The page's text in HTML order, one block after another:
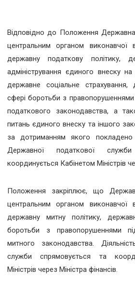
Відповідно до Положення
центральним органом виконавчої
державну податкову політику,
адміністрування єдиного внеску
державне соціальне страхування,
сфері боротьби з правопорушеннями
податкового законодавства, а
питань єдиного внеску та іншого
за дотриманням якого
Державної податкової
координується Кабінетом Міністрів
Положення закріплює, що
центральним органом виконавчої
державну митну політику,
боротьби з правопорушеннями
митного законодавства.
служби спрямовується та
Міністрів через Міністра фінансів.